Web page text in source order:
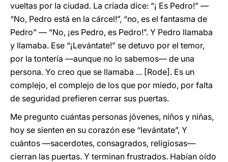
vueltas por la ciudad. La criada dice: “¡ Es Pedro!” ―
“No, Pedro está en la cárcel!”, “no, es el fantasma de
Pedro” ― “No, ¡es Pedro, es Pedro!”. Y Pedro llamaba
y llamaba. Ese “¡Levántate!” se detuvo por el temor,
por la tontería ―aunque no lo sabemos― de una
persona. Yo creo que se llamaba ... [Rode]. Es un
complejo, el complejo de los que por miedo, por falta
de seguridad prefieren cerrar sus puertas.
Me pregunto cuántas personas jóvenes, niños y niñas,
hoy se sienten en su corazón ese “levántate”, Y
cuántos ―sacerdotes, consagrados, religiosas―
cierran las puertas. Y terminan frustrados. Habían oído